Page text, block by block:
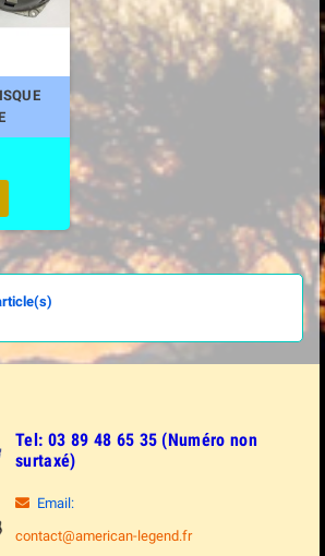
Tel: 03 89 48 65 35 (Numéro non
surtaxé)
Email:
contact@american-legend.fr